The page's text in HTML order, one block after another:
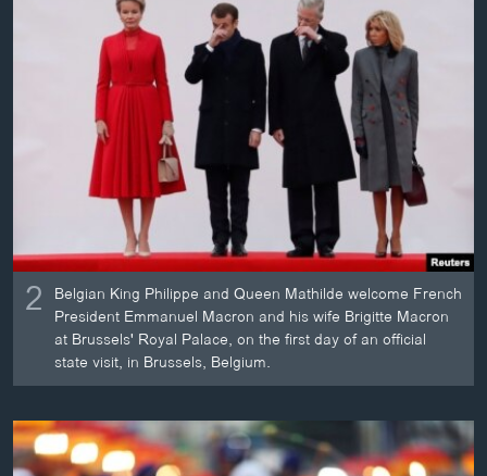
ພາສາຕ່າງໆ
2 Belgian King Philippe and Queen Mathilde welcome French
President Emmanuel Macron and his wife Brigitte Macron
at Brussels' Royal Palace, on the first day of an official
state visit, in Brussels, Belgium.